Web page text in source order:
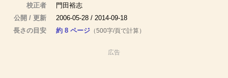
校正者
門田裕志
公開 / 更新
2006-05-28 / 2014-09-18
長さの目安
約 8 ページ （500字/頁で計算）
広告